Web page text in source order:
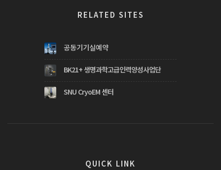
RELATED SITES
공동기기실예약
BK21+ 생명과학고급인력양성사업단
SNU CryoEM 센터
QUICK LINK